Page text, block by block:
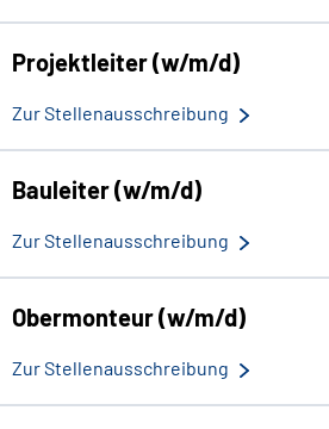
Projektleiter (w/m/d)
Zur Stellenausschreibung
Bauleiter (w/m/d)
Zur Stellenausschreibung
Obermonteur (w/m/d)
Zur Stellenausschreibung